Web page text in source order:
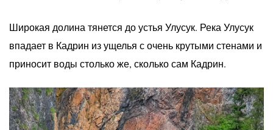
Широкая долина тянется до устья Улусук. Река Улусук
впадает в Кадрин из ущелья с очень крутыми стенами и
приносит воды столько же, сколько сам Кадрин.